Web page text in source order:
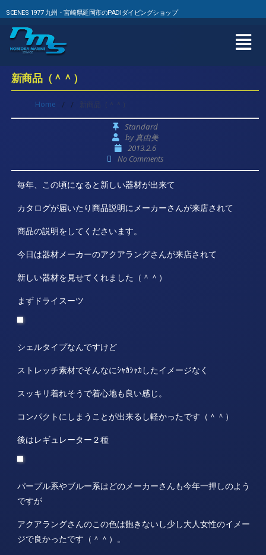
SCENES 1977 九州・宮崎県延岡市のPADIダイビングショップ
新商品（＾＾）
Home / / 新商品（＾＾）
Standard
by真由美
2013.2.6
No Comments
毎年、この頃になると新しい器材が出来て
カタログが届いたり商品説明にメーカーさんが来店されて
商品の説明をしてくださいます。
今日は器材メーカーのアクアラングさんが来店されて
新しい器材を見せてくれました（＾＾）
まずドライスーツ
シェルタイプなんですけど
ストレッチ素材でそんなにｼｬｶｼｬｶしたイメージなく
スッキリ着れそうで着心地も良い感じ。
コンパクトにしまうことが出来るし軽かったです（＾＾）
後はレギュレーター２種
パープル系やブルー系はどのメーカーさんも今年一押しのよう
ですが
アクアラングさんのこの色は飽きないし少し大人女性のイメー
ジで良かったです（＾＾）。